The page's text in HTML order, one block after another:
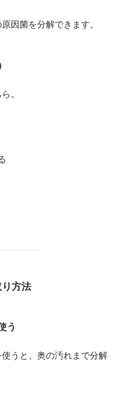
因菌を分解できます。
。
方法
う
うと、奥の汚れまで分解